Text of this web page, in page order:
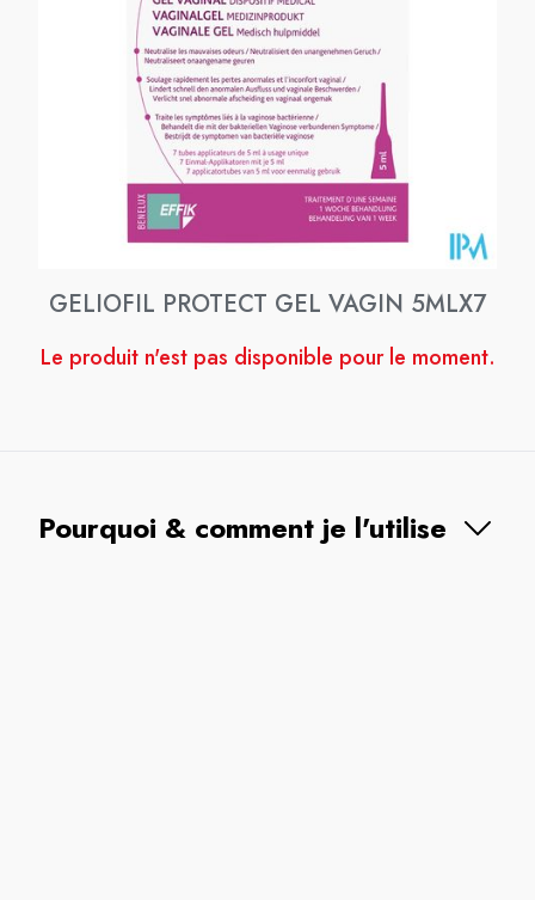
GELIOFIL PROTECT GEL VAGIN 5MLX7
Le produit n'est pas disponible pour le moment.
Pourquoi & comment je l'utilise